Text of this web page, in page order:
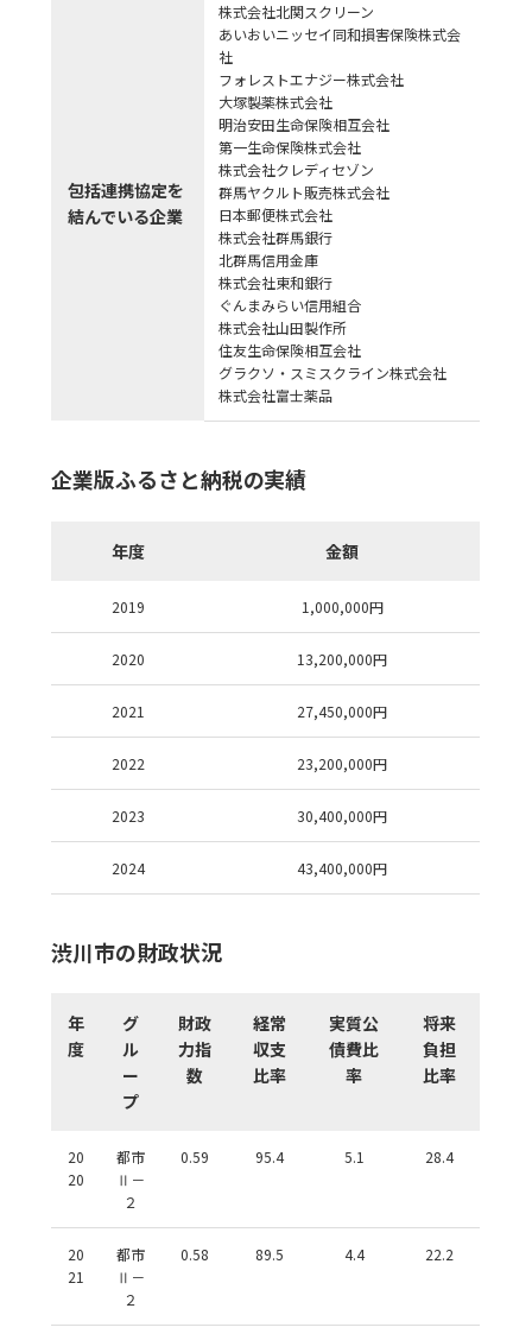
包括連携協定を
結んでいる企業
株式会社北関スクリーン
あいおいニッセイ同和損害保険株式会
社
フォレストエナジー株式会社
大塚製薬株式会社
明治安田生命保険相互会社
第一生命保険株式会社
株式会社クレディセゾン
群馬ヤクルト販売株式会社
日本郵便株式会社
株式会社群馬銀行
北群馬信用金庫
株式会社東和銀行
ぐんまみらい信用組合
株式会社山田製作所
住友生命保険相互会社
グラクソ・スミスクライン株式会社
株式会社富士薬品
企業版ふるさと納税の実績
年度 金額
2019 1,000,000円
2020 13,200,000円
2021 27,450,000円
2022 23,200,000円
2023 30,400,000円
2024 43,400,000円
渋川市の財政状況
年
度
グ
ル
ー
プ
財政
力指
数
経常
収支
比率
実質公
債費比
率
将来
負担
比率
20
20
都市
Ⅱ－
２
0.59 95.4 5.1 28.4
20
21
都市
Ⅱ－
２
0.58 89.5 4.4 22.2